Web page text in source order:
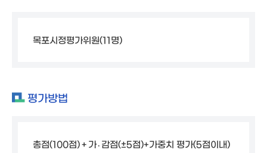
목포시정평가위원(11명)
평가방법
총점(100점)＋가․감점(±5점)+가중치 평가(5점이내)